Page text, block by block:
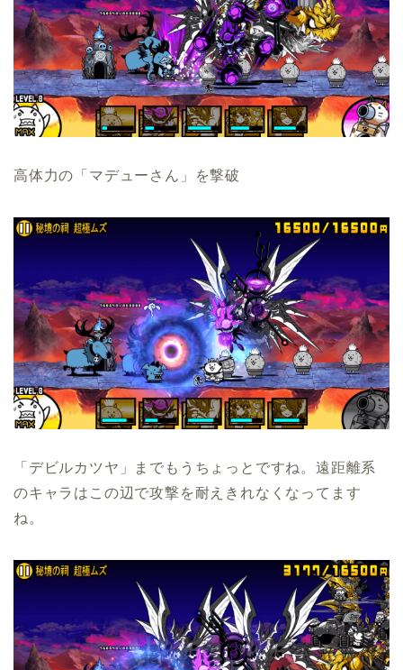
高体力の「マデューさん」を撃破
「デビルカツヤ」までもうちょっとですね。遠距離系
のキャラはこの辺で攻撃を耐えきれなくなってます
ね。